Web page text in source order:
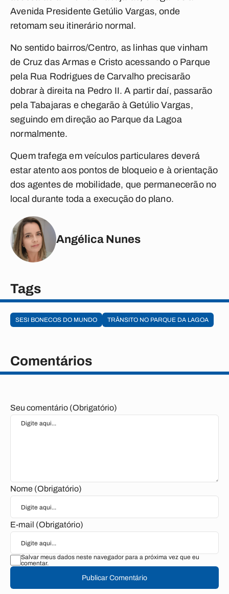
Avenida Presidente Getúlio Vargas, onde
retomam seu itinerário normal.
No sentido bairros/Centro, as linhas que vinham
de Cruz das Armas e Cristo acessando o Parque
pela Rua Rodrigues de Carvalho precisarão
dobrar à direita na Pedro II. A partir daí, passarão
pela Tabajaras e chegarão à Getúlio Vargas,
seguindo em direção ao Parque da Lagoa
normalmente.
Quem trafega em veículos particulares deverá
estar atento aos pontos de bloqueio e à orientação
dos agentes de mobilidade, que permanecerão no
local durante toda a execução do plano.
Angélica Nunes
Tags
SESI BONECOS DO MUNDO TRÂNSITO NO PARQUE DA LAGOA
Comentários
Seu comentário (Obrigatório)
Nome (Obrigatório)
E-mail (Obrigatório)
Salvar meus dados neste navegador para a próxima vez que eu
comentar.
Publicar Comentário